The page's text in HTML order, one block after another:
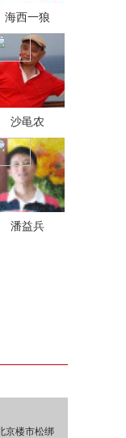
海西一狼
沙黾农
潘益兵
京楼市松绑